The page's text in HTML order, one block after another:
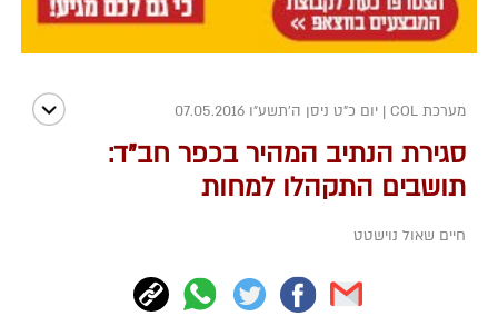
מערכת COL | יום כ"ט ניסן ה׳תשע״ו 07.05.2016
סגירת הנתיב המהיר בכפר חב"ד:
תושבים התקהלו למחות
חיים שאול נוישטט